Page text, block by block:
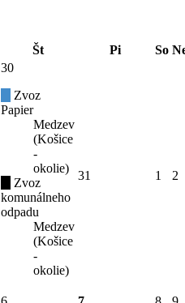
Št Pi So
30
Zvoz
Papier
Medzev
(Košice
-
okolie)
Zvoz
komunálneho
odpadu
Medzev
(Košice
-
okolie)
31 1 2